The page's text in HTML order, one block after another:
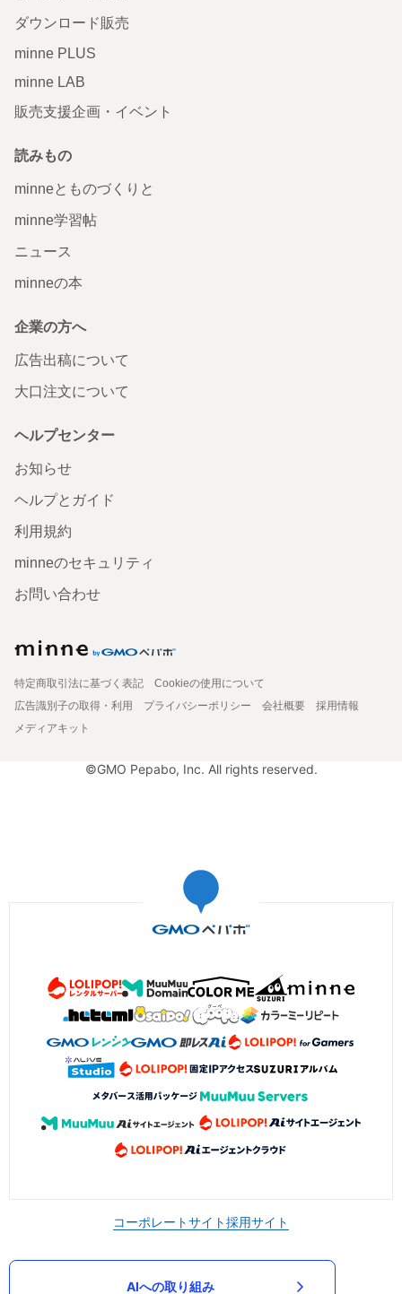
ダウンロード販売
minne PLUS
minne LAB
販売支援企画・イベント
読みもの
minneとものづくりと
minne学習帖
ニュース
minneの本
企業の方へ
広告出稿について
大口注文について
ヘルプセンター
お知らせ
ヘルプとガイド
利用規約
minneのセキュリティ
お問い合わせ
特定商取引法に基づく表記
Cookieの使用について
広告識別子の取得・利用
プライバシーポリシー 会社概要
採用情報
メディアキット
©GMO Pepabo, Inc. All rights reserved.
コーポレートサイト採用サイト
AIへの取り組み